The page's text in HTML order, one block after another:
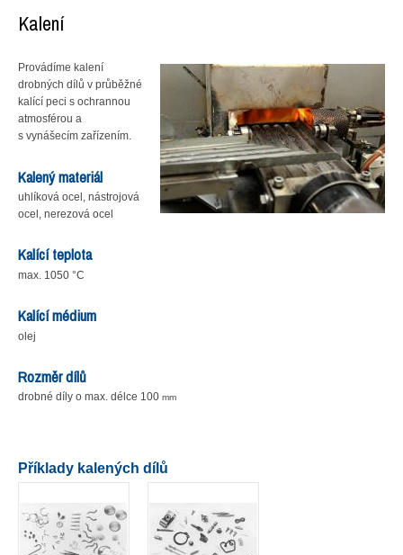
Kalení
Provádíme kalení
drobných dílů v průběžné
kalící peci s ochrannou
atmosférou a
s vynášecím zařízením.
Kalený materiál
uhlíková ocel, nástrojová
ocel, nerezová ocel
Kalící teplota
max. 1050 °C
Kalící médium
olej
Rozměr dílů
drobné díly o max. délce 100 mm
Příklady kalených dílů